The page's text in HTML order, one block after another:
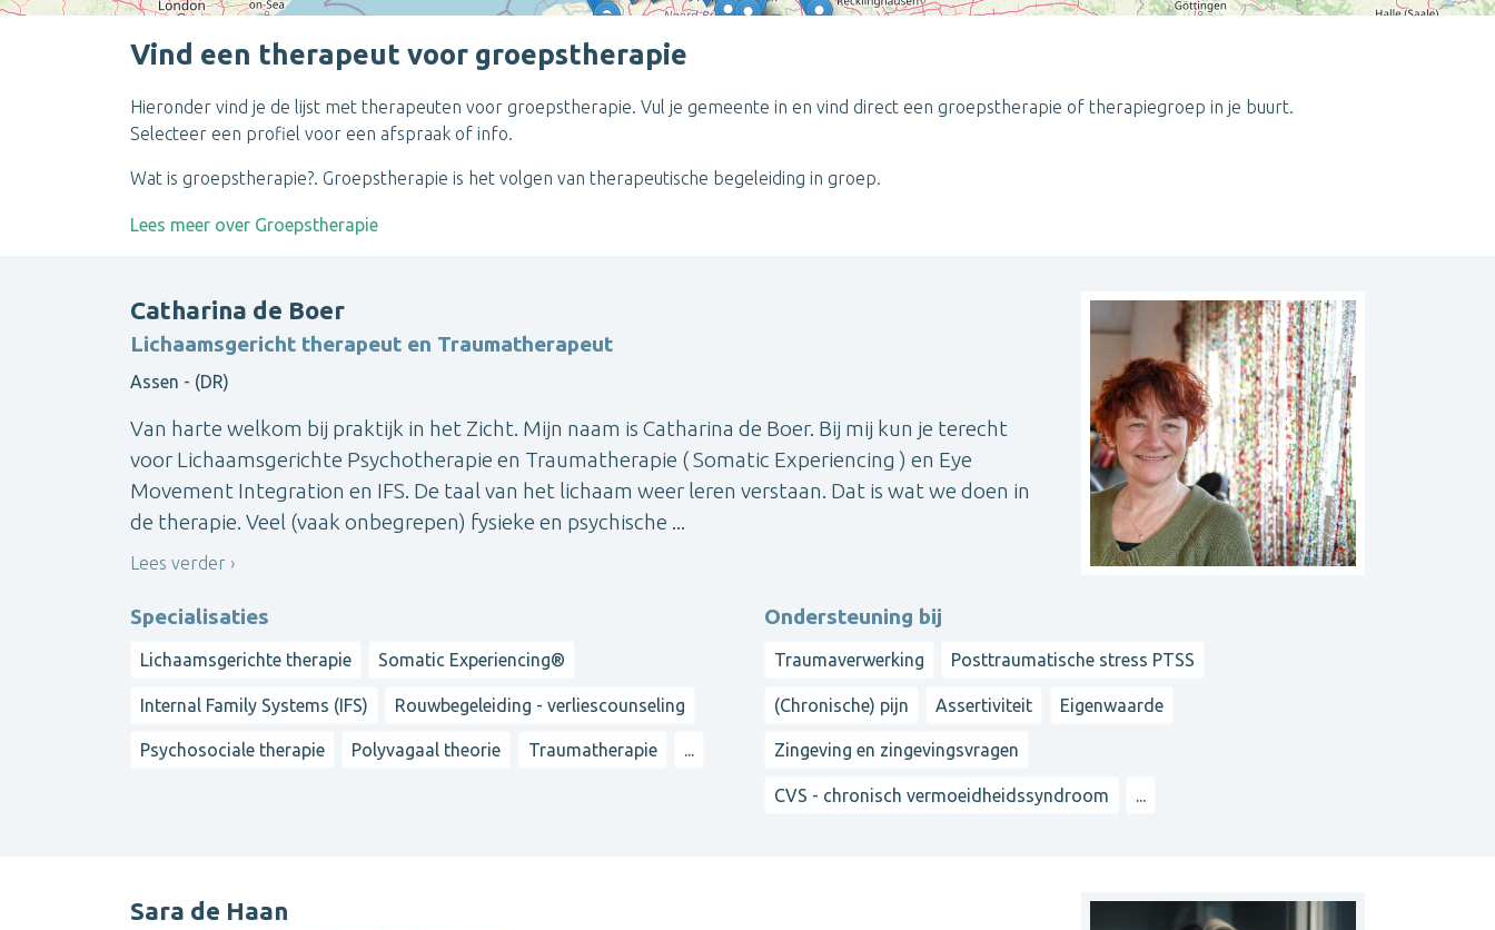
Vind een therapeut voor groepstherapie
Hieronder vind je de lijst met therapeuten voor groepstherapie. Vul je gemeente in en vind direct een groepstherapie of therapiegroep in je buurt.
Selecteer een profiel voor een afspraak of info.
Wat is groepstherapie?. Groepstherapie is het volgen van therapeutische begeleiding in groep.
Lees meer over Groepstherapie
Catharina de Boer
Lichaamsgericht therapeut en Traumatherapeut
Assen - (DR)
Van harte welkom bij praktijk in het Zicht. Mijn naam is Catharina de Boer. Bij mij kun je terecht
voor Lichaamsgerichte Psychotherapie en Traumatherapie ( Somatic Experiencing ) en Eye
Movement Integration en IFS. De taal van het lichaam weer leren verstaan. Dat is wat we doen in
de therapie. Veel (vaak onbegrepen) fysieke en psychische ...
Lees verder
Specialisaties
Lichaamsgerichte therapie Somatic Experiencing®
Internal Family Systems (IFS) Rouwbegeleiding - verliescounseling
Psychosociale therapie Polyvagaal theorie Traumatherapie ...
Ondersteuning bij
Traumaverwerking Posttraumatische stress PTSS
(Chronische) pijn Assertiviteit Eigenwaarde
Zingeving en zingevingsvragen
CVS - chronisch vermoeidheidssyndroom
Sara de Haan